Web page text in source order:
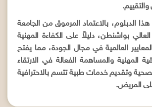
الدبلوم، بالاعتماد المرموق من الجامعة
العالي بواشنطن، دليلاً على الكفاءة المهنية
بالمعايير العالمية في مجال الجودة، مما يفتح
المهنية والمساهمة الفعالة في الارتقاء
وتقديم خدمات طبية تتسم بالاحترافية
على المريض.